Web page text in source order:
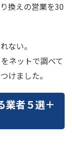
換えの営業を30
ない。
ネットで調べて
けました。
業者５選＋